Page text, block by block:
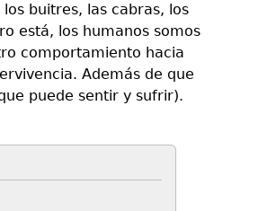
buitres, las cabras, los
está, los humanos somos
comportamiento hacia
Además de que
puede sentir y sufrir).